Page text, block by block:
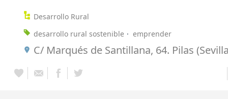
Desarrollo Rural
desarrollo rural sostenible
emprender
C/ Marqués de Santillana, 64. Pilas